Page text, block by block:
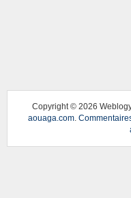
Copyright © 2026
aouaga.com.